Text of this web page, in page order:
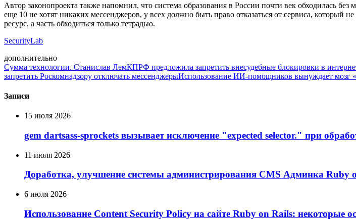
Автор законопроекта также напомнил, что система образования в России почти век обходилась
еще 10 не хотят никаких мессенджеров, у всех должно быть право отказаться от сервиса, который
ресурс, а часть обходиться только тетрадью.
SecurityLab
дополнительно
Сумма технологии. Станислав ЛемКПРФ предложила запретить внесудебные блокировки в
запретить Роскомнадзору отключать мессенджерыИспользование ИИ‑помощников вынуждает мозг
Записи
15 июля 2026
gem dartsass-sprockets вызывает исключение "expected selector." при
11 июля 2026
Доработка, улучшение системы администрирования CMS Админка
6 июля 2026
Использование Сontent Security Policy на сайте Ruby on Rails: некоторые